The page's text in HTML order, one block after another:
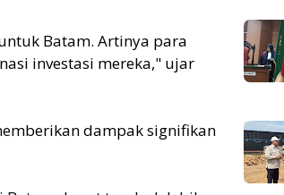
Batam. Artinya para
investasi mereka," ujar
dampak signifikan